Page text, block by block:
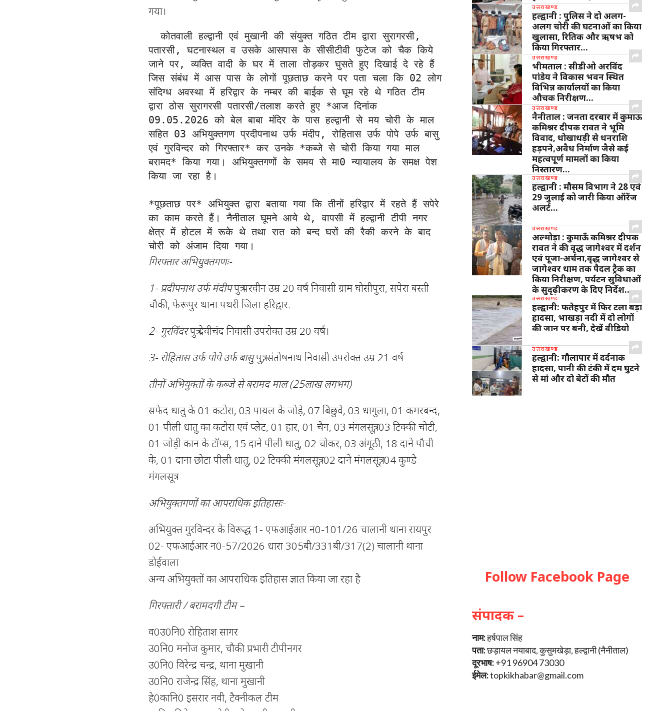
गया।
  कोतवाली हल्द्वानी एवं मुखानी की संयुक्त गठित टीम द्वारा सुरागरसी,
पतारसी, घटनास्थल व उसके आसपास के सीसीटीवी फुटेज को चैक किये
जाने पर, व्यक्ति वादी के घर में ताला तोड़कर घुसते हुए दिखाई दे रहे हैं
जिस संबंध में आस पास के लोगों पूछताछ करने पर पता चला कि 02 लोग
संदिग्ध अवस्था में हरिद्वार के नम्बर की बाईक से घूम रहे थे गठित टीम
द्वारा ठोस सुरागरसी पतारसी/तलाश करते हुए *आज दिनांक
09.05.2026 को बेल बाबा मंदिर के पास हल्द्वानी से मय चोरी के माल
सहित 03 अभियुक्तगण प्रदीपनाथ उर्फ मंदीप, रोहितास उर्फ पोपे उर्फ बासु
एवं गुरविन्दर को गिरफ्तार* कर उनके *कब्जे से चोरी किया गया माल
बरामद* किया गया। अभियुक्तगणों के समय से मा0 न्यायालय के समक्ष पेश
किया जा रहा है।
*पूछताछ पर* अभियुक्त द्वारा बताया गया कि तीनों हरिद्वार में रहते हैं सपेरे
का काम करते हैं। नैनीताल घूमने आये थे, वापसी में हल्द्वानी टीपी नगर
क्षेत्र में होटल में रूके थे तथा रात को बन्द घरों की रैकी करने के बाद
चोरी को अंजाम दिया गया।
गिरफ्तार अभियुक्तगणः-
1- प्रदीपनाथ उर्फ मंदीपपुत्र परवीन उम्र 20 वर्ष निवासी ग्राम घोसीपुरा, सपेरा बस्ती
चौकी, फेरूपुर थाना पथरी जिला हरिद्वार.
2- गुरविंदरपुत्र देवीचंद निवासी उपरोक्त उम्र 20 वर्ष।
3- रोहितास उर्फ पोपे उर्फ बासुपुत्र, संतोषनाथ निवासी उपरोक्त उम्र 21 वर्ष
तीनों अभियुक्तों के कब्जे से बरामद माल (25लाख लगभग)
सफेद धातु के 01 कटोरा, 03 पायल के जोड़े, 07 बिछुवे, 03 धागुला, 01 कमरबन्द,
01 पीली धातु का कटोरा एवं प्लेट, 01 हार, 01 चैन, 03 मंगलसूत्र, 03 टिक्की चोटी,
01 जोड़ी कान के टॉप्स, 15 दाने पीली धातु, 02 चोकर, 03 अंगूठी, 18 दाने पौची
के, 01 दाना छोटा पीली धातु, 02 टिक्की मंगलसूत्र, 02 दाने मंगलसूत्र, 04 कुण्डे
मंगलसूत्र
अभियुक्तगणों का आपराधिक इतिहासः-
अभियुक्त गुरविन्दर के विरूद्ध 1- एफआईआर न0-101/26 चालानी थाना रायपुर
02- एफआईआर न0-57/2026 धारा 305बी/331बी/317(2) चालानी थाना
डोईवाला
अन्य अभियुक्तों का आपराधिक इतिहास ज्ञात किया जा रहा है
गिरफ्तारी / बरामदगी टीम –
व0उ0नि0 रोहिताश सागर
उ0नि0 मनोज कुमार, चौकी प्रभारी टीपीनगर
उ0नि0 विरेन्द्र चन्द्र, थाना मुखानी
उ0नि0 राजेन्द्र सिंह, थाना मुखानी
हे0कानि0 इसरार नवी, टैक्नीकल टीम
उत्तराखण्ड
हल्द्वानी : पुलिस ने दो अलग-
अलग चोरी की घटनाओं का किया
खुलासा, रितिक और ऋषभ को
किया गिरफ्तार…
उत्तराखण्ड
भीमताल : सीडीओ अरविंद
पांडेय ने विकास भवन स्थित
विभिन्न कार्यालयों का किया
औचक निरीक्षण…
उत्तराखण्ड
नैनीताल : जनता दरबार में कुमाऊ
कमिश्नर दीपक रावत ने भूमि
विवाद, धोखाधड़ी से धनराशि
हड़पने,अवैध निर्माण जैसे कई
महत्वपूर्ण मामलों का किया
निस्तारण…
उत्तराखण्ड
हल्द्वानी : मौसम विभाग ने 28 एवं
29 जुलाई को जारी किया ऑरेंज
अलर्ट…
उत्तराखण्ड
अल्मोड़ा : कुमाऊँ कमिश्नर दीपक
रावत ने की वृद्ध जागेश्वर में दर्शन
एवं पूजा-अर्चना,वृद्ध जागेश्वर से
जागेश्वर धाम तक पैदल ट्रैक का
किया निरीक्षण, पर्यटन सुविधाओं
के सुदृढ़ीकरण के दिए निर्देश…
उत्तराखण्ड
हल्द्वानी: फतेहपुर में फिर टला बड़ा
हादसा, भाखड़ा नदी में दो लोगों
की जान पर बनी, देखें वीडियो
उत्तराखण्ड
हल्द्वानी: गौलापार में दर्दनाक
हादसा, पानी की टंकी में दम घुटने
से मां और दो बेटों की मौत
Follow Facebook Page
संपादक –
नाम:हर्षपाल सिंह
पता:छड़ायल नयाबाद, कुसुमखेड़ा, हल्द्वानी (नैनीताल)
दूरभाष:+91 96904 73030
ईमेल:topkikhabar@gmail.com